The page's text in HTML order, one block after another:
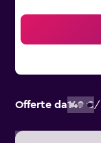
Offerte da149 €/